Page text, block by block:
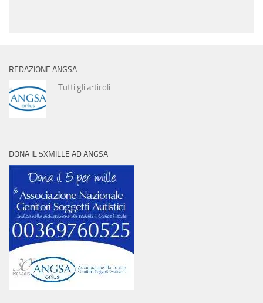
REDAZIONE ANGSA
Tutti gli articoli
DONA IL 5XMILLE AD ANGSA